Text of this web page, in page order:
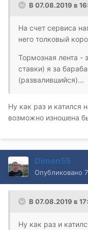
В 07.08.2019 в
На счет сервиса
него толковый
Тормозная лента -
ставки) я за
(развалившийся)...
Ну как раз и катился
возможно изношена
Dimon55
Опубликовано
В 07.08.2019 в
Ну как раз и